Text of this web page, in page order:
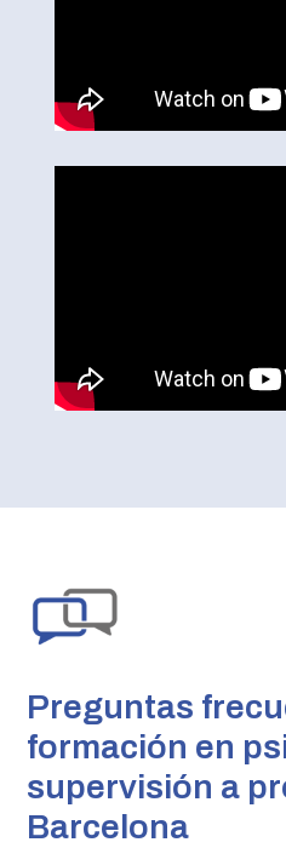
Preguntas
formación en
supervisión a
Barcelona